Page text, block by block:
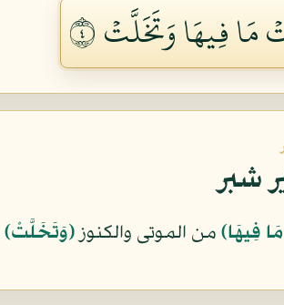
مَا فِيهَا وَتَخَلَّتۡ ٤
شبر
فِيهَا﴾ من الموتى والكنوز﴿وَتَخَلَّتْ﴾